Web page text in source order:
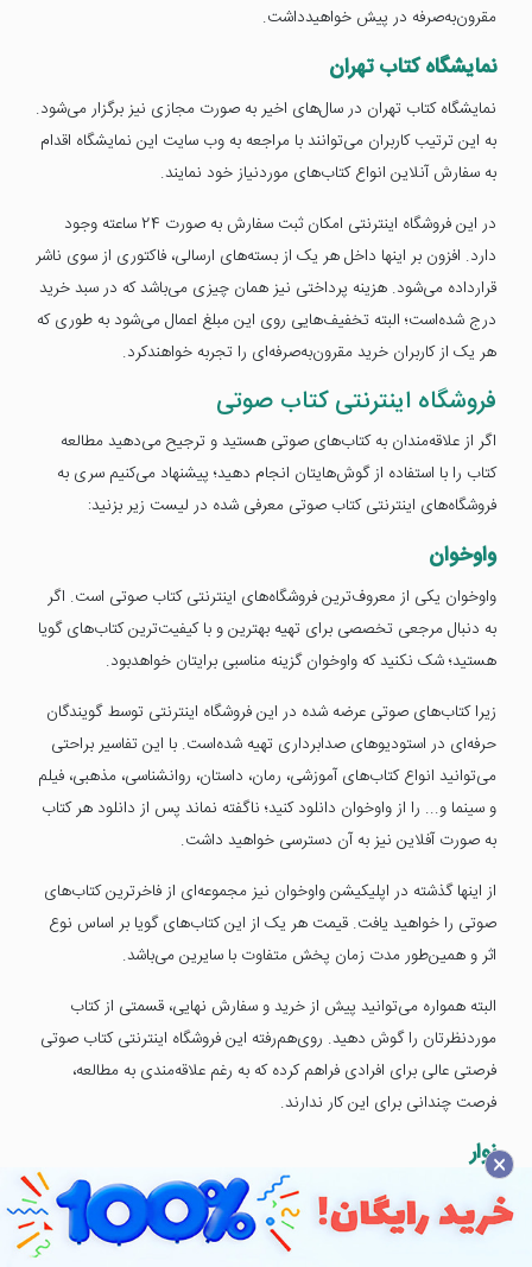
مقرون‌به‌صرفه در پیش خواهیدداشت.
نمایشگاه کتاب تهران
نمایشگاه کتاب تهران در سال‌های اخیر به صورت مجازی نیز برگزار می‌شود.
به این ترتیب کاربران می‌توانند با مراجعه به وب سایت این نمایشگاه اقدام
به سفارش آنلاین انواع کتاب‌های موردنیاز خود نمایند.
در این فروشگاه اینترنتی امکان ثبت سفارش به صورت 24 ساعته وجود
دارد. افزون بر اینها داخل هر یک از بسته‌های ارسالی، فاکتوری از سوی ناشر
قرارداده می‌شود. هزینه پرداختی نیز همان چیزی می‌باشد که در سبد خرید
درج شده‌است؛ البته تخفیف‌هایی روی این مبلغ اعمال می‌شود به طوری که
هر یک از کاربران خرید مقرون‌به‌صرفه‌ای را تجربه خواهندکرد.
فروشگاه اینترنتی کتاب صوتی
اگر از علاقه‌مندان به کتاب‌های صوتی هستید و ترجیح می‌دهید مطالعه
کتاب را با استفاده از گوش‌هایتان انجام دهید؛ پیشنهاد می‌کنیم سری به
فروشگاه‌های اینترنتی کتاب صوتی معرفی شده در لیست زیر بزنید:
واوخوان
واوخوان یکی از معروف‌ترین فروشگاه‌های اینترنتی کتاب صوتی است. اگر
به دنبال مرجعی تخصصی برای تهیه بهترین و با کیفیت‌ترین کتاب‌های گویا
هستید؛ شک نکنید که واوخوان گزینه مناسبی برایتان خواهدبود.
زیرا کتاب‌های صوتی عرضه شده در این فروشگاه اینترنتی توسط گویندگان
حرفه‌ای در استودیوهای صدابرداری تهیه شده‌است. با این تفاسیر براحتی
می‌توانید انواع کتاب‌های آموزشی، رمان، داستان، روانشناسی، مذهبی، فیلم
و سینما و... را از واوخوان دانلود کنید؛ ناگفته نماند پس از دانلود هر کتاب
به صورت آفلاین نیز به آن دسترسی خواهید داشت.
از اینها گذشته در اپلیکیشن واوخوان نیز مجموعه‌ای از فاخرترین کتاب‌های
صوتی را خواهید یافت. قیمت هر یک از این کتاب‌های گویا بر اساس نوع
اثر و همین‌طور مدت زمان پخش متفاوت با سایرین می‌باشد.
البته همواره می‌توانید پیش از خرید و سفارش نهایی، قسمتی از کتاب
مورد‌نظرتان را گوش دهید. روی‌هم‌رفته این فروشگاه اینترنتی کتاب صوتی
فرصتی عالی برای افرادی فراهم کرده که به رغم علاقه‌مندی به مطالعه،
فرصت چندانی برای این کار ندارند.
نوار
اگرچه نوار را به عنوان یک فروشگاه اینترنتی کتاب صوتی معرفی کردیم اما
این فروشگاه در واقع مرجعی عالی برای خرید و دانلود بهترین و جدیدترین
کتاب‌های صوتی فارسی محسوب می‌شود.
×